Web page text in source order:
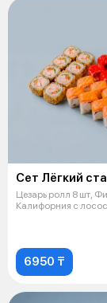
Сет Лёгкий
Цезарь ролл 8 шт,
Калифорния с
6950 ₸